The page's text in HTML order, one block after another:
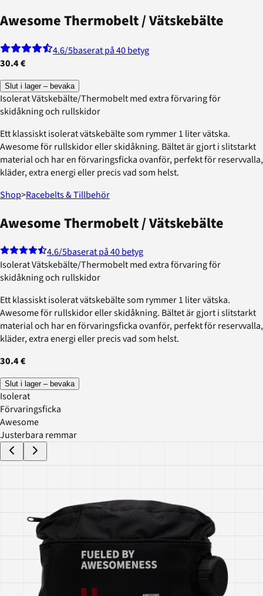
Awesome Thermobelt / Vätskebälte
4.6/5baserat på 40 betyg
30.4 €
Slut i lager – bevaka
Isolerat Vätskebälte/Thermobelt med extra förvaring för
skidåkning och rullskidor
Ett klassiskt isolerat vätskebälte som rymmer 1 liter vätska.
Awesome för rullskidor eller skidåkning. Bältet är gjort i slitstarkt
material och har en förvaringsficka ovanför, perfekt för reservvalla,
kläder, extra energi eller precis vad som helst.
Shop>Racebelts & Tillbehör
Awesome Thermobelt / Vätskebälte
4.6/5baserat på 40 betyg
Isolerat Vätskebälte/Thermobelt med extra förvaring för
skidåkning och rullskidor
Ett klassiskt isolerat vätskebälte som rymmer 1 liter vätska.
Awesome för rullskidor eller skidåkning. Bältet är gjort i slitstarkt
material och har en förvaringsficka ovanför, perfekt för reservvalla,
kläder, extra energi eller precis vad som helst.
30.4 €
Slut i lager – bevaka
Isolerat
Förvaringsficka
Awesome
Justerbara remmar